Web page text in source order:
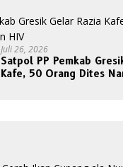
Juli 26, 2026
Satpol PP Pemkab
Kafe, 50 Orang Dites